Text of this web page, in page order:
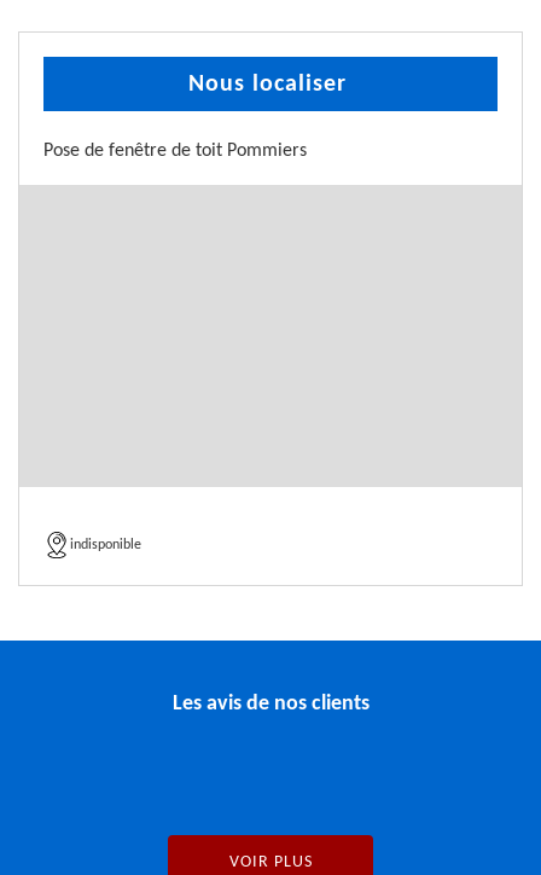
Nous localiser
Pose de fenêtre de toit Pommiers
indisponible
Les avis de nos clients
VOIR PLUS